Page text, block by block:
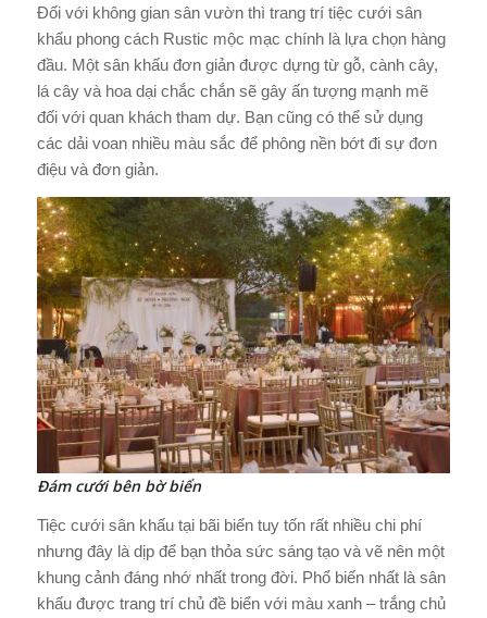
Đối với không gian sân vườn thì trang trí tiệc cưới sân
khấu phong cách Rustic mộc mạc chính là lựa chọn hàng
đầu. Một sân khấu đơn giản được dựng từ gỗ, cành cây,
lá cây và hoa dại chắc chắn sẽ gây ấn tượng mạnh mẽ
đối với quan khách tham dự. Bạn cũng có thể sử dụng
các dải voan nhiều màu sắc để phông nền bớt đi sự đơn
điệu và đơn giản.
Đám cưới bên bờ biển
Tiệc cưới sân khấu tại bãi biển tuy tốn rất nhiều chi phí
nhưng đây là dịp để bạn thỏa sức sáng tạo và vẽ nên một
khung cảnh đáng nhớ nhất trong đời. Phổ biến nhất là sân
khấu được trang trí chủ đề biển với màu xanh – trắng chủ